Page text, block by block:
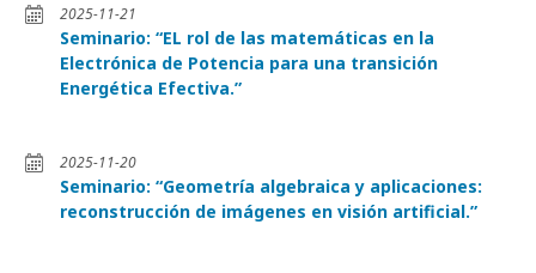
2025-11-21
Seminario: “EL rol de las matemáticas en la
Electrónica de Potencia para una transición
Energética Efectiva.”
2025-11-20
Seminario: “Geometría algebraica y aplicaciones:
reconstrucción de imágenes en visión artificial.”